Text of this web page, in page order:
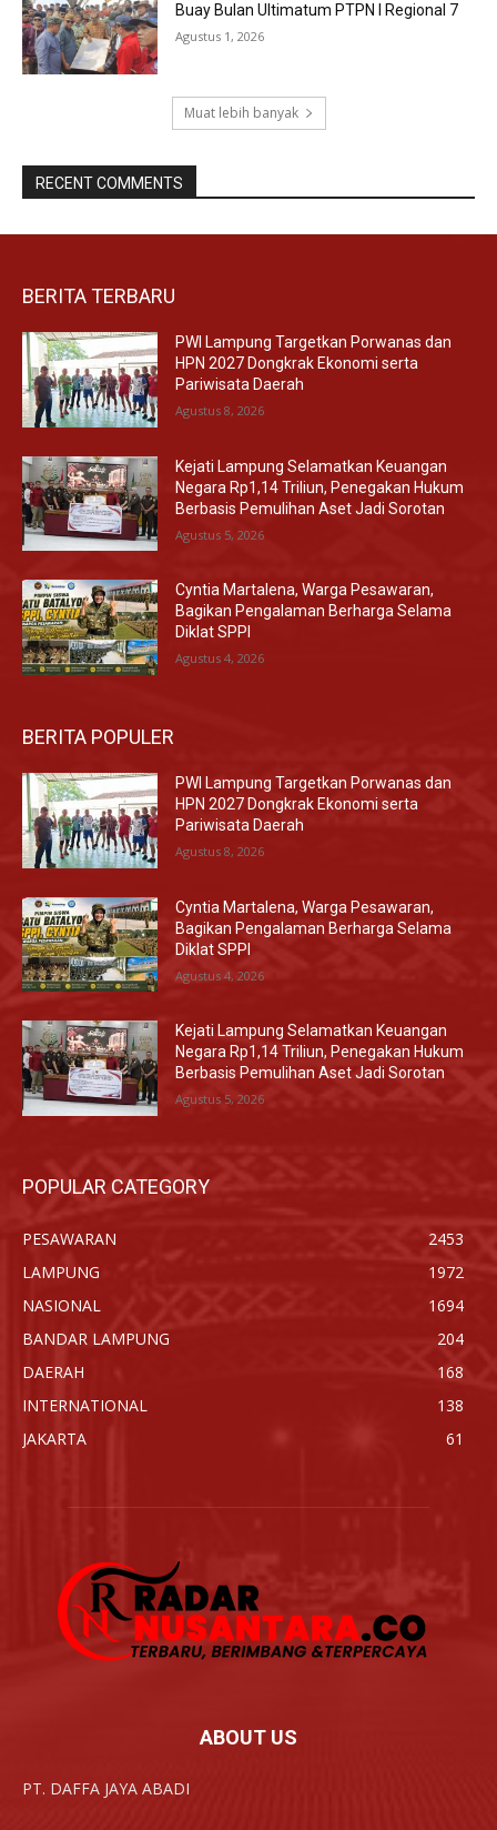
Buay Bulan Ultimatum PTPN I Regional 7
Agustus 1, 2026
Muat lebih banyak
RECENT COMMENTS
BERITA TERBARU
PWI Lampung Targetkan Porwanas dan
HPN 2027 Dongkrak Ekonomi serta
Pariwisata Daerah
Agustus 8, 2026
Kejati Lampung Selamatkan Keuangan
Negara Rp1,14 Triliun, Penegakan Hukum
Berbasis Pemulihan Aset Jadi Sorotan
Agustus 5, 2026
Cyntia Martalena, Warga Pesawaran,
Bagikan Pengalaman Berharga Selama
Diklat SPPI
Agustus 4, 2026
BERITA POPULER
PWI Lampung Targetkan Porwanas dan
HPN 2027 Dongkrak Ekonomi serta
Pariwisata Daerah
Agustus 8, 2026
Cyntia Martalena, Warga Pesawaran,
Bagikan Pengalaman Berharga Selama
Diklat SPPI
Agustus 4, 2026
Kejati Lampung Selamatkan Keuangan
Negara Rp1,14 Triliun, Penegakan Hukum
Berbasis Pemulihan Aset Jadi Sorotan
Agustus 5, 2026
POPULAR CATEGORY
PESAWARAN
2453
LAMPUNG
1972
NASIONAL
1694
BANDAR LAMPUNG
204
DAERAH
168
INTERNATIONAL
138
JAKARTA
61
ABOUT US
PT. DAFFA JAYA ABADI